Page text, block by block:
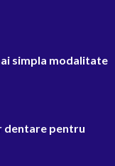
simpla modalitate
dentare pentru